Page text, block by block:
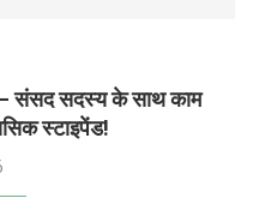
संसद सदस्य के साथ काम
स्टाइपेंड!